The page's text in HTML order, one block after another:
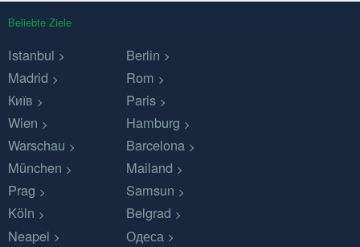
Beliebte Ziele
Istanbul
Berlin
Madrid
Rom
Київ
Paris
Wien
Hamburg
Warschau
Barcelona
München
Mailand
Prag
Samsun
Köln
Belgrad
Neapel
Одеса